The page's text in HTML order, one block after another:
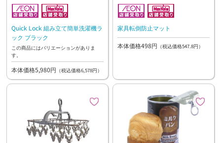
Quick Lock 組み立て簡単洗濯機ラ
ック ブラック
この商品にはバリエーションがありま
す。
本体価格5,980円 （税込価格6,578円）
家具転倒防止マット
本体価格498円 （税込価格547.8円）